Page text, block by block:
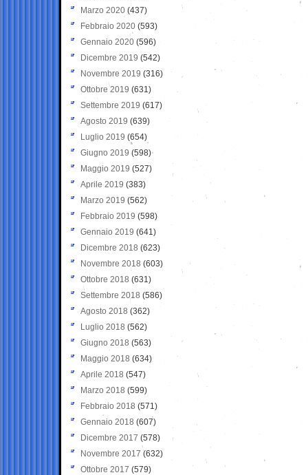
Marzo 2020 (437)
Febbraio 2020 (593)
Gennaio 2020 (596)
Dicembre 2019 (542)
Novembre 2019 (316)
Ottobre 2019 (631)
Settembre 2019 (617)
Agosto 2019 (639)
Luglio 2019 (654)
Giugno 2019 (598)
Maggio 2019 (527)
Aprile 2019 (383)
Marzo 2019 (562)
Febbraio 2019 (598)
Gennaio 2019 (641)
Dicembre 2018 (623)
Novembre 2018 (603)
Ottobre 2018 (631)
Settembre 2018 (586)
Agosto 2018 (362)
Luglio 2018 (562)
Giugno 2018 (563)
Maggio 2018 (634)
Aprile 2018 (547)
Marzo 2018 (599)
Febbraio 2018 (571)
Gennaio 2018 (607)
Dicembre 2017 (578)
Novembre 2017 (632)
Ottobre 2017 (579)